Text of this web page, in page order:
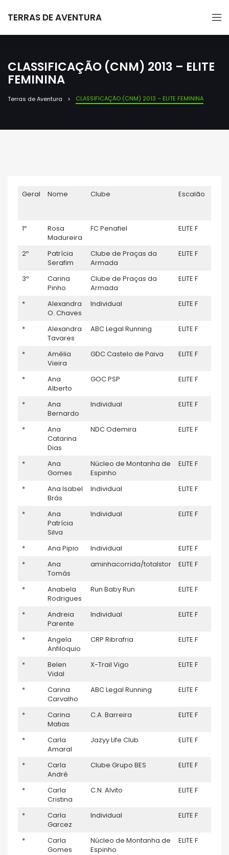
TERRAS DE AVENTURA
CLASSIFICAÇÃO (CNM) 2013 – ELITE
FEMININA
Terras de Aventura CLASSIFICAÇÃO (CNM) 2013 – ELITE FEMININA
Geral Nome Clube Escalão
1º
Rosa
Madureira
FC Penafiel ELITE F
2º
Patrícia
Serafim
Clube de Praças da
Armada
ELITE F
3º
Carina
Pinho
Clube de Praças da
Armada
ELITE F
*
Alexandra
O. Chaves
Individual ELITE F
*
Alexandra
Tavares
ABC Legal Running ELITE F
*
Amélia
Vieira
GDC Castelo de Paiva ELITE F
*
Ana
Alberto
GOC PSP ELITE F
*
Ana
Bernardo
Individual ELITE F
*
Ana
Catarina
Dias
NDC Odemira ELITE F
*
Ana
Gomes
Núcleo de Montanha de
Espinho
ELITE F
*
Ana Isabel
Brás
Individual ELITE F
*
Ana
Patrícia
Silva
Individual ELITE F
* Ana Pipio Individual ELITE F
*
Ana
Tomás
aminhacorrida/totalstor ELITE F
*
Anabela
Rodrigues
Run Baby Run ELITE F
*
Andreia
Parente
Individual ELITE F
*
Angela
Anfiloquio
CRP Ribrafria ELITE F
*
Belen
Vidal
X-Trail Vigo ELITE F
*
Carina
Carvalho
ABC Legal Running ELITE F
*
Carina
Matias
C.A. Barreira ELITE F
*
Carla
Amaral
Jazyy Life Club ELITE F
*
Carla
André
Clube Grupo BES ELITE F
*
Carla
Cristina
C.N. Alvito ELITE F
*
Carla
Garcez
Individual ELITE F
*
Carla
Gomes
Núcleo de Montanha de
Espinho
ELITE F